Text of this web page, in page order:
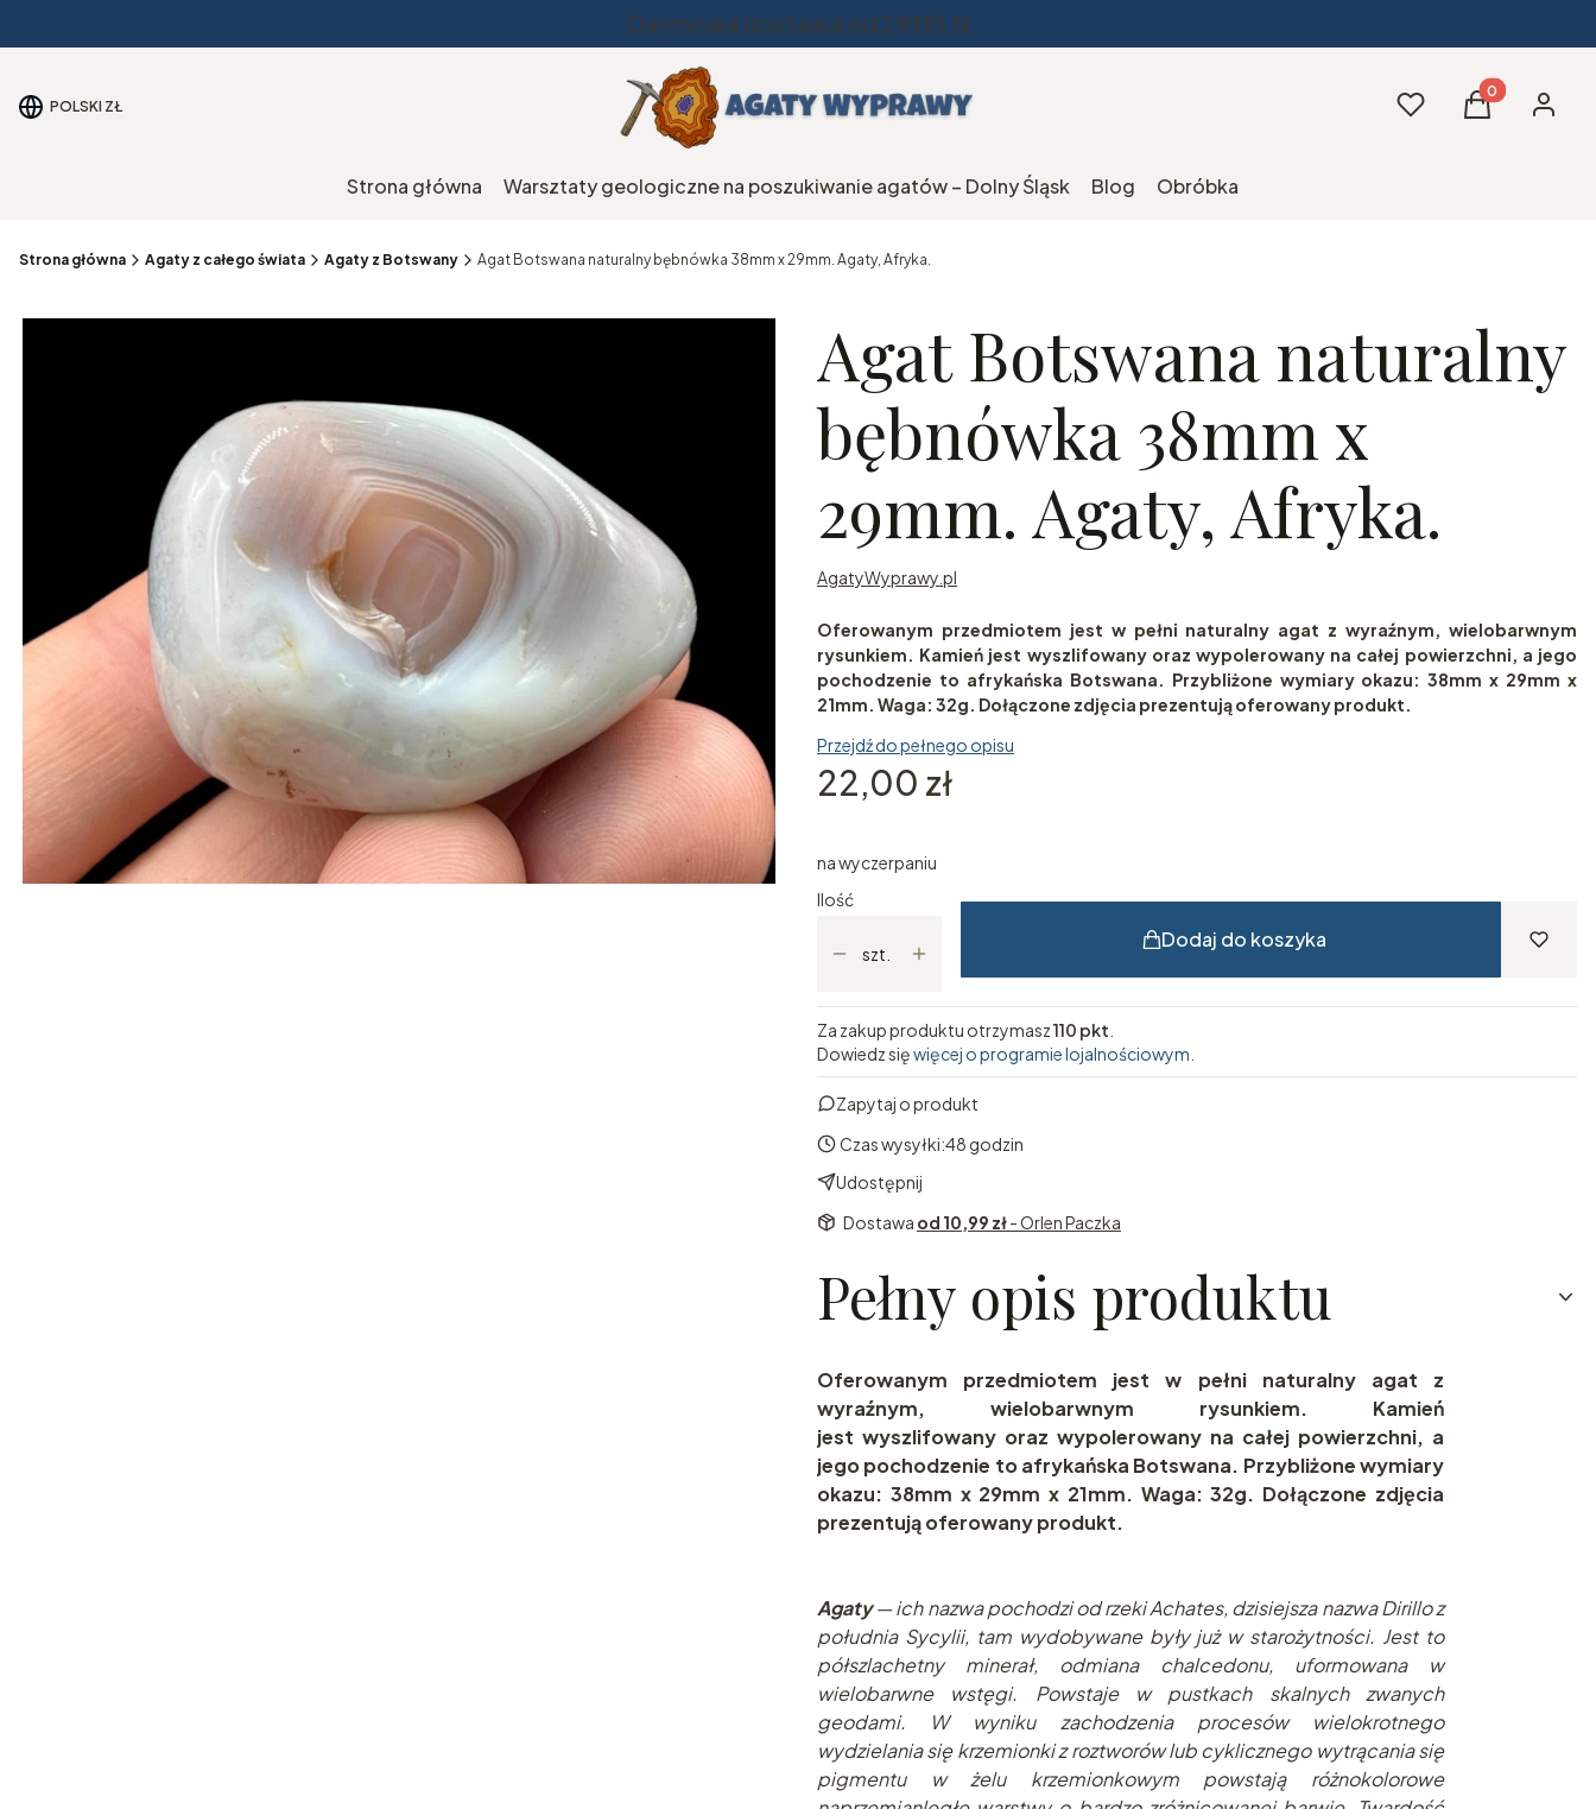
Darmowa dostawa od 299PLN
POLSKI ZŁ UlubioneProdukty w
Koszyk
Strona główna Warsztaty geologiczne na poszukiwanie agatów – Dolny Śląsk Blog Obróbka
Strona główna Agaty z całego świata Agaty z Botswany Agat Botswana naturalny bębnówka 38mm x 29mm. Agaty, Afryka.
Agat Botswana naturalny
bębnówka 38mm x
29mm. Agaty, Afryka.
AgatyWyprawy.pl
Oferowanym przedmiotem jest w pełni naturalny agat z wyraźnym, wielobarwnym
rysunkiem. Kamień jest wyszlifowany oraz wypolerowany na całej powierzchni, a jego
pochodzenie to afrykańska Botswana. Przybliżone wymiary okazu: 38mm x 29mm x
21mm. Waga: 32g. Dołączone zdjęcia prezentują oferowany produkt.
Przejdź do pełnego opisu
Cena
22,00 zł
na wyczerpaniu
Ilość
szt.
Dodaj do koszyka
Za zakup produktu otrzymasz110 pkt
Dowiedz sięwięcej o programie lojalnościowym.
Zapytaj o produkt
Czas wysyłki:48 godzin
Udostępnij
Dostawa od 10,99 zł- Orlen Paczka
Pełny opis produktu
Oferowanym przedmiotem jest w pełni naturalny agat z
wyraźnym, wielobarwnym rysunkiem. Kamień
jest wyszlifowany oraz wypolerowany na całej powierzchni, a
jego pochodzenie to afrykańska Botswana. Przybliżone wymiary
okazu: 38mm x 29mm x 21mm. Waga: 32g. Dołączone zdjęcia
prezentują oferowany produkt.
Agaty— ich nazwa pochodzi od rzeki Achates, dzisiejsza nazwa Dirillo z
południa Sycylii, tam wydobywane były już w starożytności. Jest to
półszlachetny minerał, odmiana chalcedonu, uformowana w
wielobarwne wstęgi. Powstaje w pustkach skalnych zwanych
geodami. W wyniku zachodzenia procesów wielokrotnego
wydzielania się krzemionki z roztworów lub cyklicznego wytrącania się
pigmentu w żelu krzemionkowym powstają różnokolorowe